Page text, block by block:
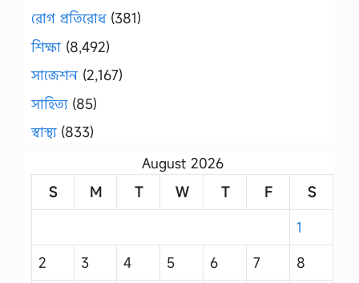
রোগ প্রতিরোধ(381)
শিক্ষা (8,492)
সাজেশন (2,167)
সাহিত্য(85)
স্বাস্থ্য(833)
August 2026
S
M T W T F
S
1
2
3 4 5 6 7 8